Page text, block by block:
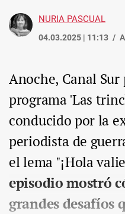
NURIA PASCUAL
04.03.2025 | 11:13
Anoche, Canal
programa 'Las
conducido por la
periodista de
el lema "¡Hola
episodio mostró
grandes desafíos